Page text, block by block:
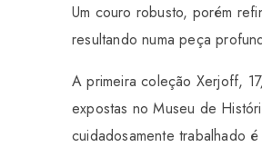
Um couro robusto, porém
resultando numa peça
A primeira coleção Xerjoff,
expostas no Museu de
cuidadosamente trabalhado